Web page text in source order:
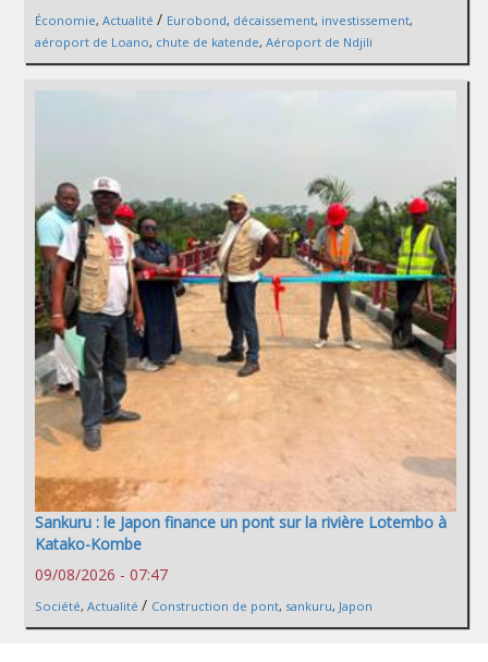
Économie, Actualité / Eurobond, décaissement, investissement,
aéroport de Loano, chute de katende, Aéroport de Ndjili
Sankuru : le Japon finance un pont sur la rivière Lotembo à
Katako-Kombe
09/08/2026 - 07:47
Société, Actualité / Construction de pont, sankuru, Japon